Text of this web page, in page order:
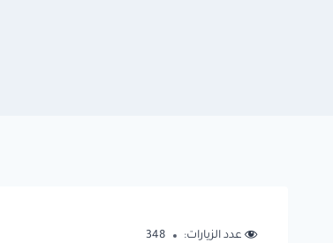
عدد الزيارات: 348